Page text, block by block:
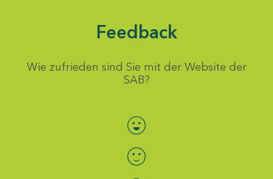
Feedback
Wie zufrieden sind Sie mit der Website der
SAB?
Bewertung auswählen